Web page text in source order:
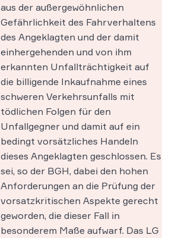
aus der außergewöhnlichen
Gefährlichkeit des Fahrverhaltens
des Angeklagten und der damit
einhergehenden und von ihm
erkannten Unfallträchtigkeit auf
die billigende Inkaufnahme eines
schweren Verkehrsunfalls mit
tödlichen Folgen für den
Unfallgegner und damit auf ein
bedingt vorsätzliches Handeln
dieses Angeklagten geschlossen. Es
sei, so der BGH, dabei den hohen
Anforderungen an die Prüfung der
vorsatzkritischen Aspekte gerecht
geworden, die dieser Fall in
besonderem Maße aufwarf. Das LG